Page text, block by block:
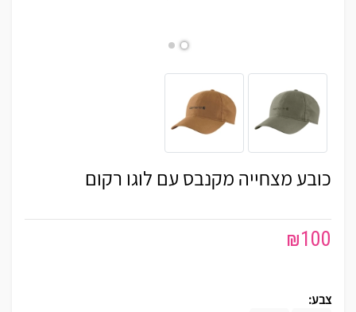
כובע מצחייה מקנבס עם לוגו רקום
₪100
צבע: